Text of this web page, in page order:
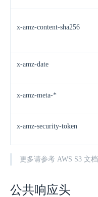
x-amz-content-sha256
x-amz-date
x-amz-meta-*
x-amz-security-token
更多请参考 AWS S3 文档
公共响应头